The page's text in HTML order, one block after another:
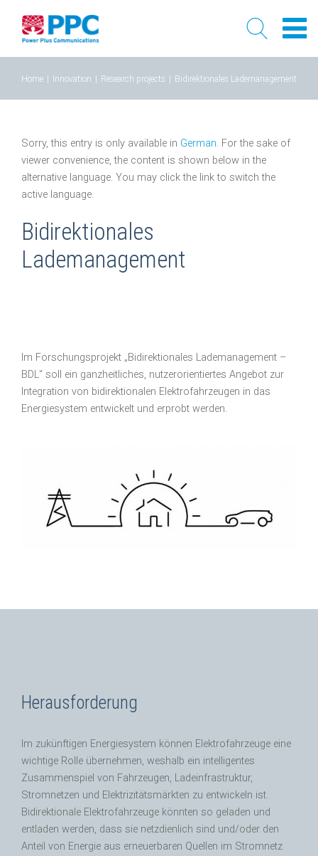
content
Home Innovation Research projects Bidirektionales Lademanagement
Sorry, this entry is only available in German. For the sake of
viewer convenience, the content is shown below in the
alternative language. You may click the link to switch the
active language.
Bidirektionales
Lademanagement
Im Forschungsprojekt „Bidirektionales Lademanagement –
BDL“ soll ein ganzheitliches, nutzerorientiertes Angebot zur
Integration von bidirektionalen Elektrofahrzeugen in das
Energiesystem entwickelt und erprobt werden.
Herausforderung
Im zukünftigen Energiesystem können Elektrofahrzeuge eine
wichtige Rolle übernehmen, weshalb ein intelligentes
Zusammenspiel von Fahrzeugen, Ladeinfrastruktur,
Stromnetzen und Elektrizitätsmärkten zu entwickeln ist.
Bidirektionale Elektrofahrzeuge könnten so geladen und
entladen werden, dass sie netzdienlich sind und/oder den
Anteil von Energie aus erneuerbaren Quellen im Stromnetz